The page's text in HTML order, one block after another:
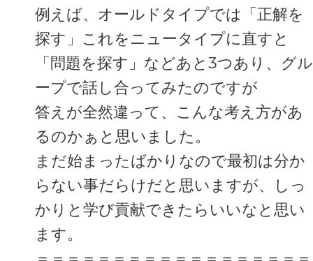
例えば、オールドタイプでは「正解を
探す」これをニュータイプに直すと
「問題を探す」などあと3つあり、グル
ープで話し合ってみたのですが
答えが全然違って、こんな考え方があ
るのかぁと思いました。
まだ始まったばかりなので最初は分か
らない事だらけだと思いますが、しっ
かりと学び貢献できたらいいなと思い
ます。